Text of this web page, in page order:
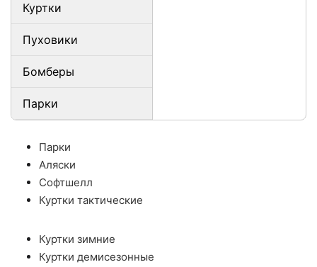
Куртки
Пуховики
Бомберы
Парки
Парки
Аляски
Софтшелл
Куртки тактические
Куртки зимние
Куртки демисезонные